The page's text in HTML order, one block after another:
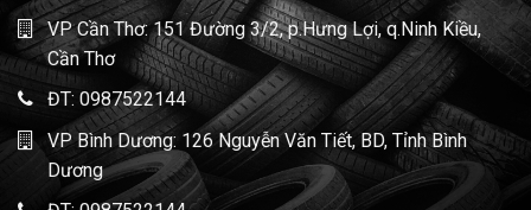
VP Cần Thơ: 151 Đường 3/2, p.Hưng Lợi, q.Ninh Kiều,
Cần Thơ
ĐT: 0987522144
VP Bình Dương: 126 Nguyễn Văn Tiết, BD, Tỉnh Bình
Dương